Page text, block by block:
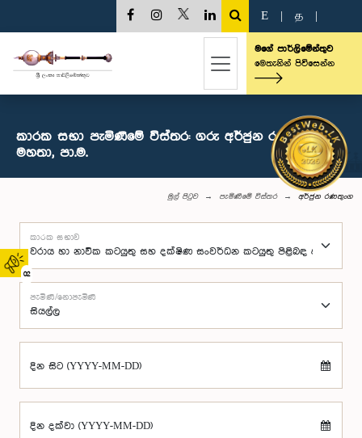
02
E த
මගේ පාර්ලිමේන්තුව
මෙතැනින් පිවිසෙන්න
කාරක සභා පැමිණීමේ විස්තර: ගරු අර්ජුන රණතුංග
මහතා, පා.ම.
මුල් පිටුව පැමිණීමේ විස්තර අර්ජුන රණතුංග
කාරක සභාව
පැමිණි/නොපැමිණි
දින සිට (YYYY-MM-DD)
දින දක්වා (YYYY-MM-DD)